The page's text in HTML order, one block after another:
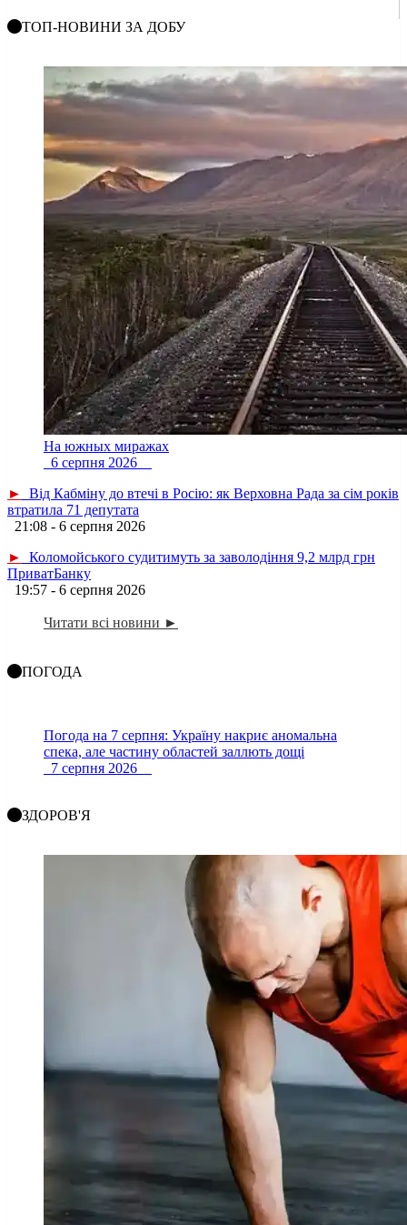
ТОП-НОВИНИ ЗА ДОБУ
На южных миражах
6 серпня 2026
►
Від Кабміну до втечі в Росію: як Верховна Рада за сім років
втратила 71 депутата
21:08 - 6 серпня 2026
►
Коломойського судитимуть за заволодіння 9,2 млрд грн
ПриватБанку
19:57 - 6 серпня 2026
Читати всі новини ►
ПОГОДА
Погода на 7 серпня: Україну накриє аномальна
спека, але частину областей заллють дощі
7 серпня 2026
ЗДОРОВ'Я